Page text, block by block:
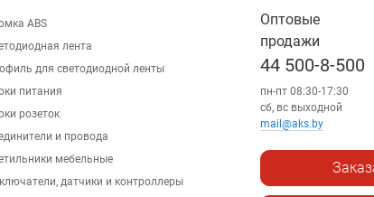
ABS
лента
для светодиодной ленты
питания
розеток
и провода
мебельные
датчики и контроллеры
Оптовые
продажи
44 500-8-500
пн-пт 08:30-17:30
сб, вс выходной
mail@aks.by